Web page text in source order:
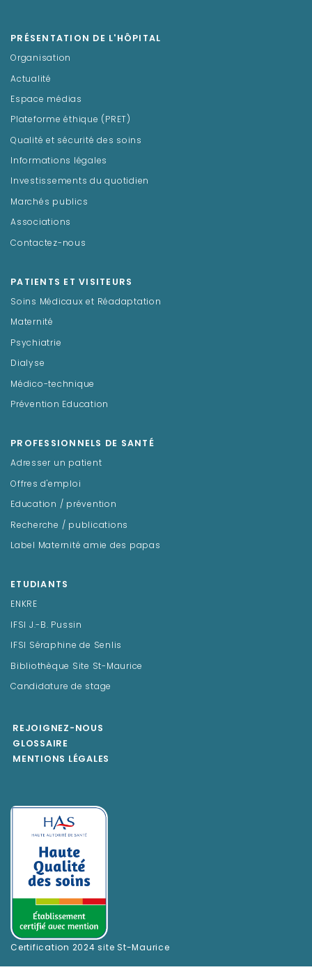
PRÉSENTATION DE L'HÔPITAL
Organisation
Actualité
Espace médias
Plateforme éthique (PRET)
Qualité et sécurité des soins
Informations légales
Investissements du quotidien
Marchés publics
Associations
Contactez-nous
PATIENTS ET VISITEURS
Soins Médicaux et Réadaptation
Maternité
Psychiatrie
Dialyse
Médico-technique
Prévention Education
PROFESSIONNELS DE SANTÉ
Adresser un patient
Offres d'emploi
Education / prévention
Recherche / publications
Label Maternité amie des papas
ETUDIANTS
ENKRE
IFSI J.-B. Pussin
IFSI Séraphine de Senlis
Bibliothèque Site St-Maurice
Candidature de stage
REJOIGNEZ-NOUS
GLOSSAIRE
MENTIONS LÉGALES
Certification 2024 site St-Maurice